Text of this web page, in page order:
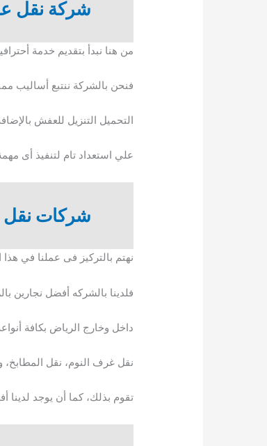
شركة نقل
من هنا نبدأ بتقديم خدمة
فنحن بالشركة ننتبع
التحميل التنزيل للعفش
علي استعداد تام لتنفيذ أى
شركات نقل
نهتم بالتركيز فى عملنا في
فلدينا بالشركه أفضل نجارين
داخل وخارج الرياض بكافة
نقل غرف النوم، نقل المطابخ،
تقوم بذلك، كما أن يوجد